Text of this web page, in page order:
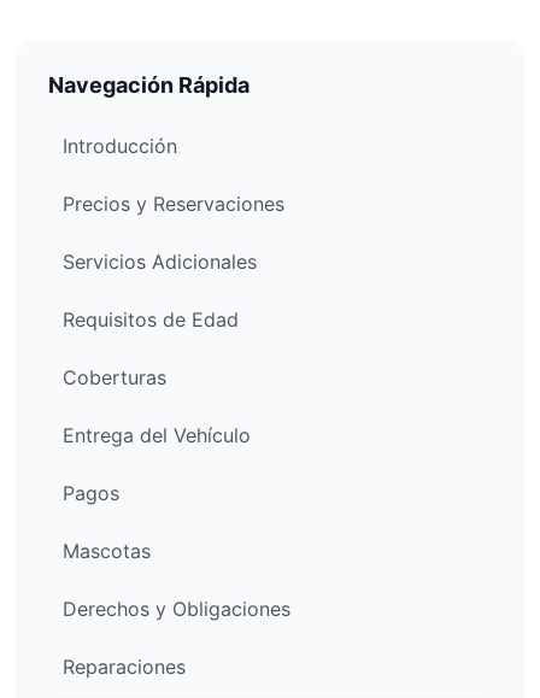
Navegación Rápida
Introducción
Precios y Reservaciones
Servicios Adicionales
Requisitos de Edad
Coberturas
Entrega del Vehículo
Pagos
Mascotas
Derechos y Obligaciones
Reparaciones